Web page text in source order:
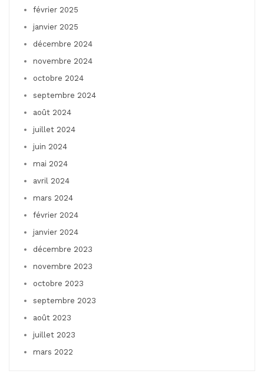
février 2025
janvier 2025
décembre 2024
novembre 2024
octobre 2024
septembre 2024
août 2024
juillet 2024
juin 2024
mai 2024
avril 2024
mars 2024
février 2024
janvier 2024
décembre 2023
novembre 2023
octobre 2023
septembre 2023
août 2023
juillet 2023
mars 2022